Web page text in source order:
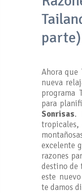
parte)
Ahora que
nueva
programa
para
Sonrisas.
tropicales,
excelente
razones
destino de
este
te damos